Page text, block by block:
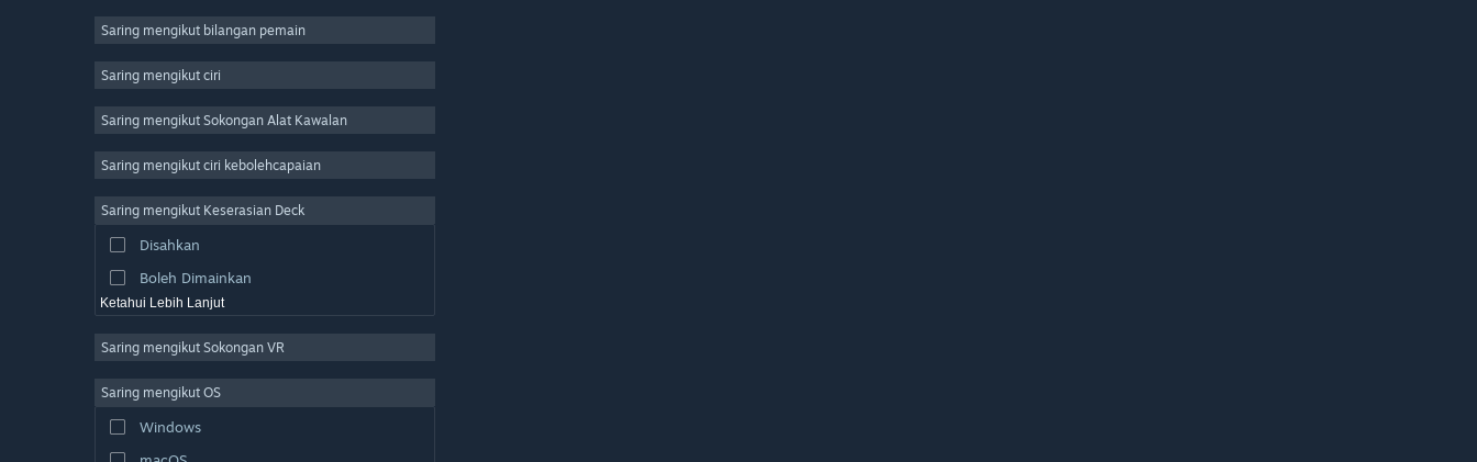
Casual
Simulation
Video Production
Photo Editing
Saring mengikut bilangan pemain
Saring mengikut ciri
Saring mengikut Sokongan Alat Kawalan
Saring mengikut ciri kebolehcapaian
Saring mengikut Keserasian Deck
Disahkan
Boleh Dimainkan
Ketahui Lebih Lanjut
Saring mengikut Sokongan VR
Saring mengikut OS
Windows